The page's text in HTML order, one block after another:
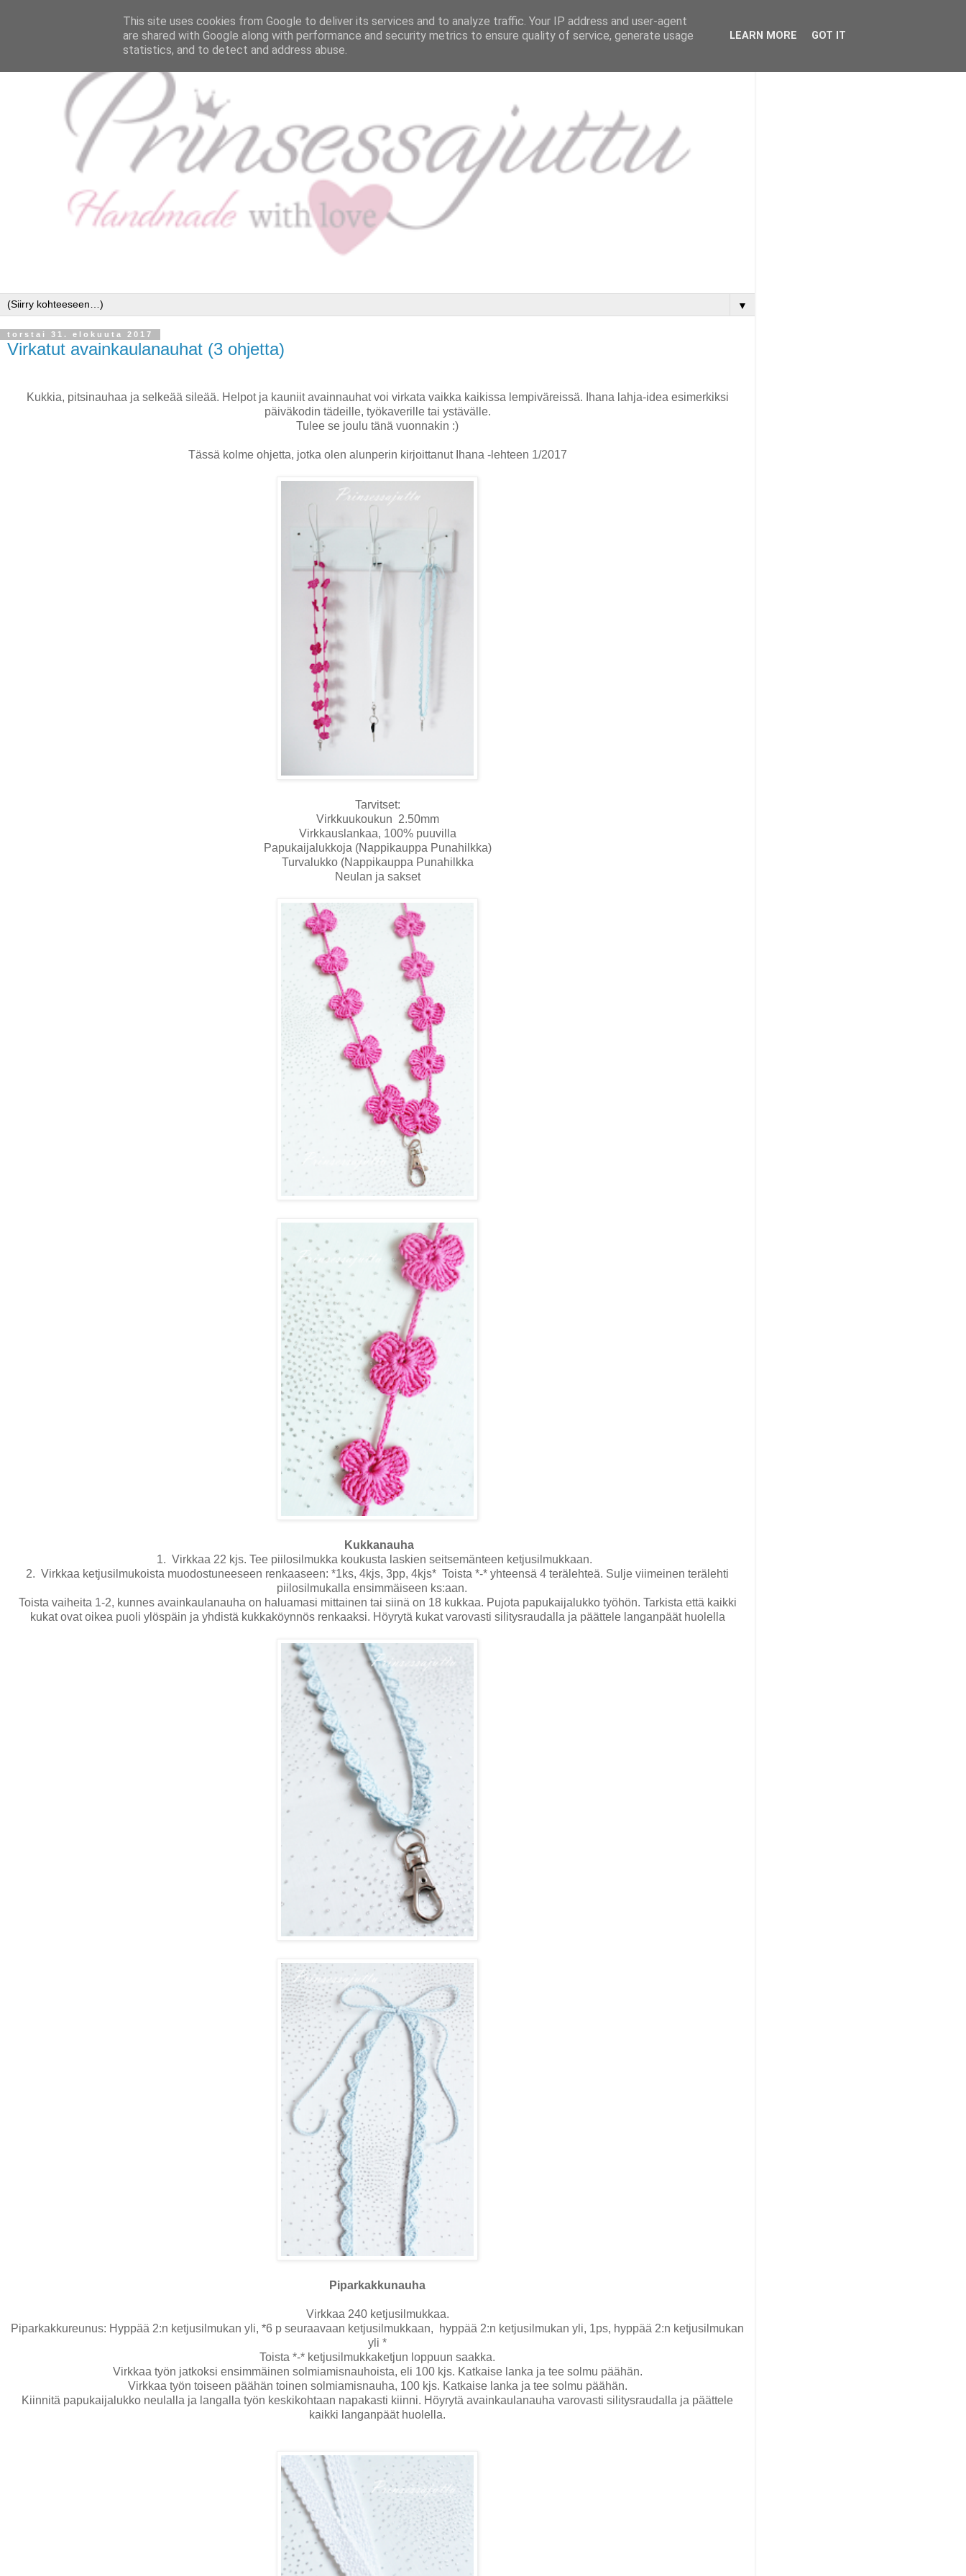
▼
torstai 31. elokuuta 2017
Virkatut avainkaulanauhat (3 ohjetta)
Kukkia, pitsinauhaa ja selkeää sileää. Helpot ja kauniit avainnauhat voi virkata vaikka kaikissa lempiväreissä. Ihana lahja-idea esimerkiksi
päiväkodin tädeille, työkaverille tai ystävälle.
Tulee se joulu tänä vuonnakin :)
Tässä kolme ohjetta, jotka olen alunperin kirjoittanut Ihana -lehteen 1/2017
Tarvitset:
Virkkuukoukun 2.50mm
Virkkauslankaa, 100% puuvilla
Papukaijalukkoja (Nappikauppa Punahilkka)
Turvalukko (Nappikauppa Punahilkka
Neulan ja sakset
Kukkanauha
1. Virkkaa 22 kjs. Tee piilosilmukka koukusta laskien seitsemänteen ketjusilmukkaan.
2. Virkkaa ketjusilmukoista muodostuneeseen renkaaseen: *1ks, 4kjs, 3pp, 4kjs* Toista *-* yhteensä 4 terälehteä. Sulje viimeinen terälehti
piilosilmukalla ensimmäiseen ks:aan.
Toista vaiheita 1-2, kunnes avainkaulanauha on haluamasi mittainen tai siinä on 18 kukkaa. Pujota papukaijalukko työhön. Tarkista että kaikki
kukat ovat oikea puoli ylöspäin ja yhdistä kukkaköynnös renkaaksi. Höyrytä kukat varovasti silitysraudalla ja päättele langanpäät huolella
Piparkakkunauha
Virkkaa 240 ketjusilmukkaa.
Piparkakkureunus: Hyppää 2:n ketjusilmukan yli, *6 p seuraavaan ketjusilmukkaan,
hyppää 2:n ketjusilmukan yli, 1ps, hyppää 2:n ketjusilmukan
yli *
Toista *-* ketjusilmukkaketjun loppuun saakka.
Virkkaa työn jatkoksi ensimmäinen solmiamisnauhoista, eli 100 kjs. Katkaise lanka ja tee solmu päähän.
Virkkaa työn toiseen päähän toinen solmiamisnauha, 100 kjs. Katkaise lanka ja tee solmu päähän.
Kiinnitä papukaijalukko neulalla ja langalla työn keskikohtaan napakasti kiinni. Höyrytä avainkaulanauha varovasti silitysraudalla ja päättele
kaikki langanpäät huolella.
This site uses cookies from Google to deliver its services and to analyze traffic. Your IP address and user-agent
are shared with Google along with performance and security metrics to ensure quality of service, generate usage
statistics, and to detect and address abuse.
LEARN MORE GOT IT